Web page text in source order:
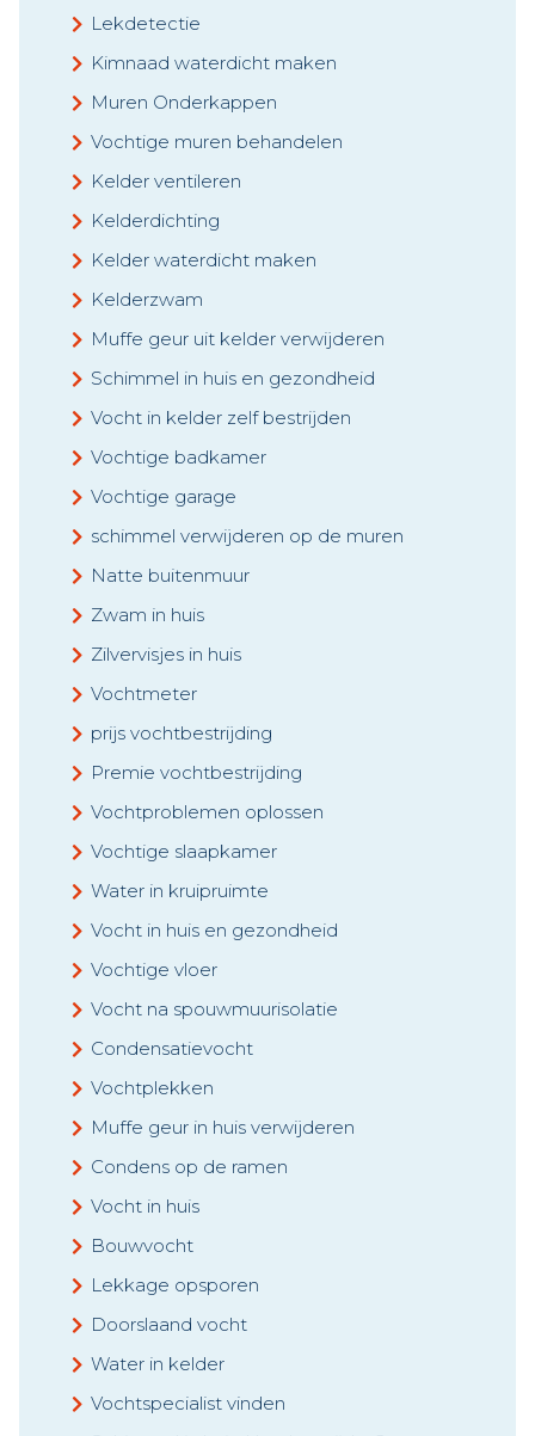
Lekdetectie
Kimnaad waterdicht maken
Muren Onderkappen
Vochtige muren behandelen
Kelder ventileren
Kelderdichting
Kelder waterdicht maken
Kelderzwam
Muffe geur uit kelder verwijderen
Schimmel in huis en gezondheid
Vocht in kelder zelf bestrijden
Vochtige badkamer
Vochtige garage
schimmel verwijderen op de muren
Natte buitenmuur
Zwam in huis
Zilvervisjes in huis
Vochtmeter
prijs vochtbestrijding
Premie vochtbestrijding
Vochtproblemen oplossen
Vochtige slaapkamer
Water in kruipruimte
Vocht in huis en gezondheid
Vochtige vloer
Vocht na spouwmuurisolatie
Condensatievocht
Vochtplekken
Muffe geur in huis verwijderen
Condens op de ramen
Vocht in huis
Bouwvocht
Lekkage opsporen
Doorslaand vocht
Water in kelder
Vochtspecialist vinden